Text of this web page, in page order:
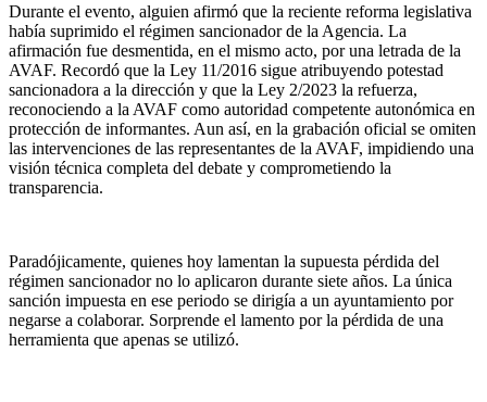
Durante el evento, alguien afirmó que la reciente reforma legislativa
había suprimido el régimen sancionador de la Agencia. La
afirmación fue desmentida, en el mismo acto, por una letrada de la
AVAF. Recordó que la Ley 11/2016 sigue atribuyendo potestad
sancionadora a la dirección y que la Ley 2/2023 la refuerza,
reconociendo a la AVAF como autoridad competente autonómica en
protección de informantes. Aun así, en la grabación oficial se omiten
las intervenciones de las representantes de la AVAF, impidiendo una
visión técnica completa del debate y comprometiendo la
transparencia.
Paradójicamente, quienes hoy lamentan la supuesta pérdida del
régimen sancionador no lo aplicaron durante siete años. La única
sanción impuesta en ese periodo se dirigía a un ayuntamiento por
negarse a colaborar. Sorprende el lamento por la pérdida de una
herramienta que apenas se utilizó.